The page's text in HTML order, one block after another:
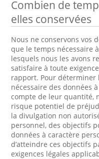
Combien de
elles conservées
Nous ne conservons vos
que le temps nécessaire
lesquels nous les avons
satisfaire à toute
rapport. Pour déterminer
nécessaire des données
compte de leur quantité,
risque potentiel de
la divulgation non
personnel, des objectifs
données à caractère
d’atteindre ces objectifs
exigences légales